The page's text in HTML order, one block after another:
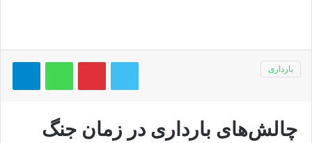
توییتر پینتریستواتس آپ
بارداری
چالش‌های بارداری در زمان جنگ